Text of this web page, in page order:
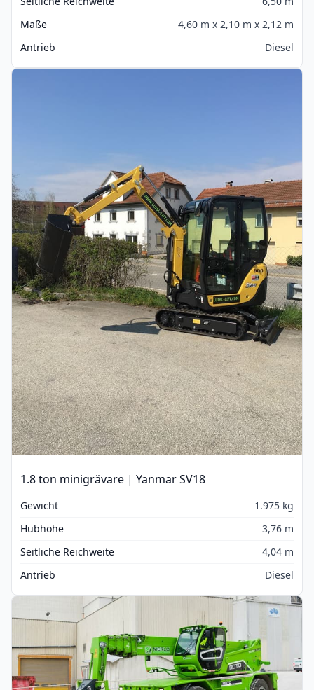
Maße
4,60 m x 2,10 m x 2,12 m
Antrieb
Diesel
1.8 ton minigrävare | Yanmar SV18
Gewicht
1.975 kg
Hubhöhe
3,76 m
Seitliche Reichweite
4,04 m
Antrieb
Diesel